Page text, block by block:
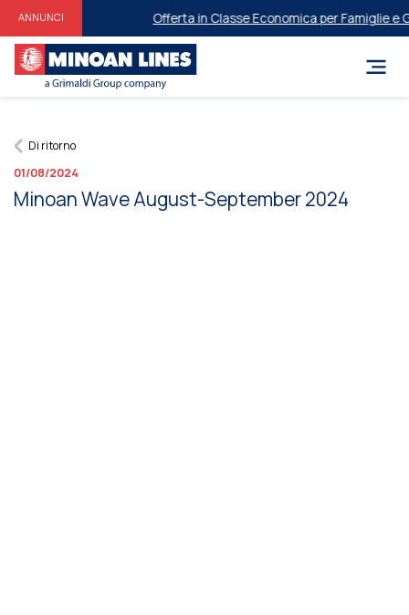
ANNUNCI Offerta in Classe Economica per Famiglie e
Di ritorno
01/08/2024
Minoan Wave August-September 2024